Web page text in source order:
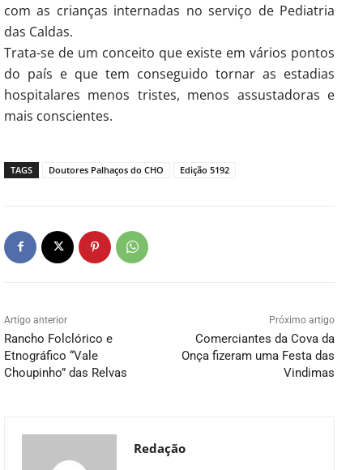
com as crianças internadas no serviço de Pediatria
das Caldas.
Trata-se de um conceito que existe em vários pontos
do país e que tem conseguido tornar as estadias
hospitalares menos tristes, menos assustadoras e
mais conscientes.
TAGS Doutores Palhaços do CHO Edição 5192
Artigo anterior
Rancho Folclórico e
Etnográfico “Vale
Choupinho” das Relvas
Próximo artigo
Comerciantes da Cova da
Onça fizeram uma Festa das
Vindimas
Redação